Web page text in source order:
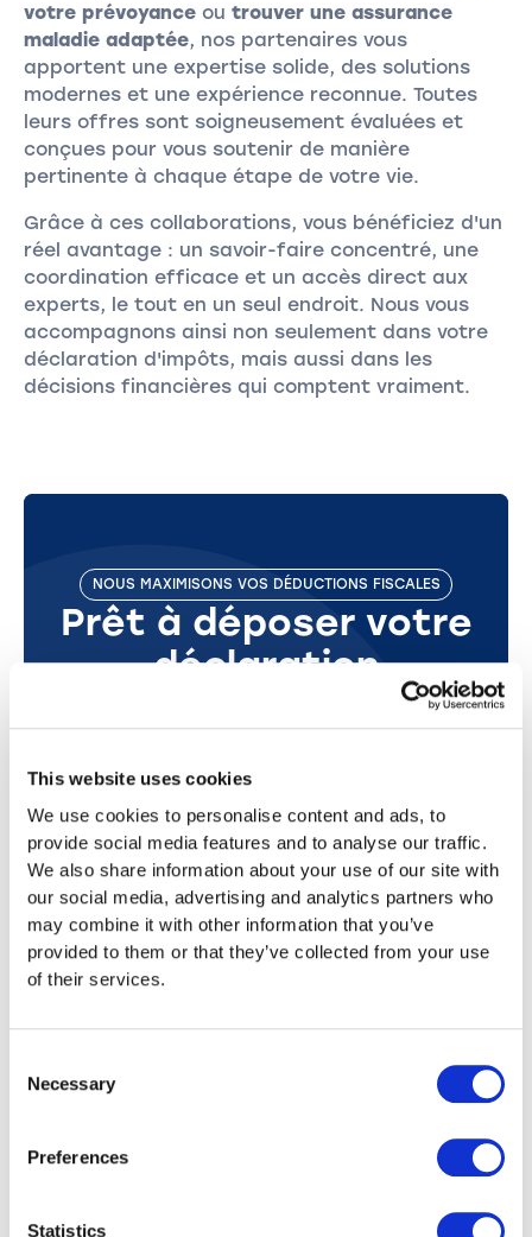
This website uses cookies
We use cookies to personalise content and ads, to
provide social media features and to analyse our traffic.
We also share information about your use of our site with
our social media, advertising and analytics partners who
may combine it with other information that you’ve
provided to them or that they’ve collected from your use
of their services.
Selection
Necessary
Preferences
Statistics
votre prévoyanceou trouver une assurance
maladie adaptée, nos partenaires vous
apportent une expertise solide, des solutions
modernes et une expérience reconnue. Toutes
leurs offres sont soigneusement évaluées et
conçues pour vous soutenir de manière
pertinente à chaque étape de votre vie.
Grâce à ces collaborations, vous bénéficiez d'un
réel avantage : un savoir-faire concentré, une
coordination efficace et un accès direct aux
experts, le tout en un seul endroit. Nous vous
accompagnons ainsi non seulement dans votre
déclaration d'impôts, mais aussi dans les
décisions financières qui comptent vraiment.
NOUS MAXIMISONS VOS DÉDUCTIONS FISCALES
Prêt à déposer votre
déclaration
d’impôts ? Nos
chargent pour vous !
Détendez-vous pendant que nous
nous occupons de votre déclaration
d'impôts. Nos spécialistes s’occupent
de tous les détails, vous laissant ainsi
plus de temps pour vous consacrer à